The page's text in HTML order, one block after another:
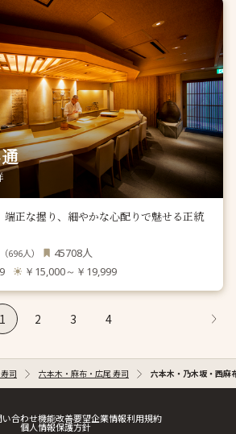
端正な握り、細やかな心配りで魅せる正統
（696人） 45708人
￥15,000～￥19,999
1 2 3 4
司 六本木・麻布・広尾 寿司 六本木・乃木坂・西麻
合わせ機能改善要望企業情報利用規約
個人情報保護方針